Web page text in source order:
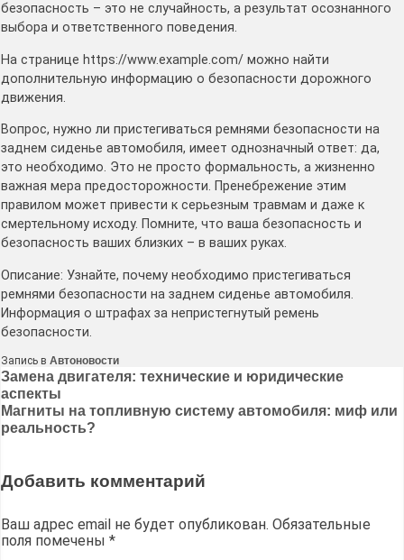
безопасность – это не случайность, а результат осознанного
выбора и ответственного поведения.
На странице https://www.example.com/ можно найти
дополнительную информацию о безопасности дорожного
движения.
Вопрос, нужно ли пристегиваться ремнями безопасности на
заднем сиденье автомобиля, имеет однозначный ответ: да,
это необходимо. Это не просто формальность, а жизненно
важная мера предосторожности. Пренебрежение этим
правилом может привести к серьезным травмам и даже к
смертельному исходу. Помните, что ваша безопасность и
безопасность ваших близких – в ваших руках.
Описание: Узнайте, почему необходимо пристегиваться
ремнями безопасности на заднем сиденье автомобиля.
Информация о штрафах за непристегнутый ремень
безопасности.
Запись в Автоновости
Навигация
по
записям
Замена двигателя: технические и юридические
аспекты
Магниты на топливную систему автомобиля: миф или
реальность?
Добавить комментарий
Ваш адрес email не будет опубликован. Обязательные
поля помечены *